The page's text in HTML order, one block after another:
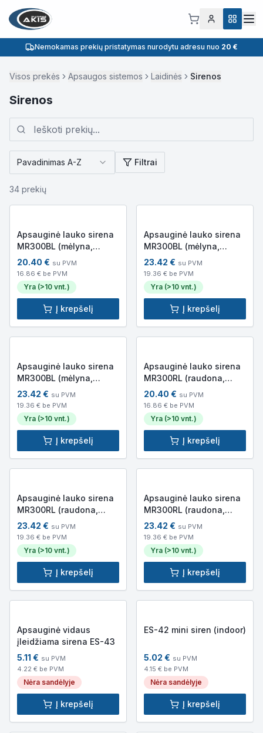
Nemokamas prekių pristatymas nurodytu adresu nuo 20 €
Visos prekės Apsaugos sistemos Laidinės Sirenos
Sirenos
Pavadinimas A-Z Filtrai
34 prekių
Apsauginė lauko sirena
MR300BL (mėlyna,
baltas korpusas, be
akumuliatoriaus)
20.40 € su PVM
16.86 € be PVM
Yra (>10 vnt.)
Į krepšelį
Apsauginė lauko sirena
MR300BL (mėlyna,
juodas korpusas, be
akumuliatoriaus)
23.42 € su PVM
19.36 € be PVM
Yra (>10 vnt.)
Į krepšelį
Apsauginė lauko sirena
MR300BL (mėlyna,
pilkas korpusas, be
akumuliatoriaus)
23.42 € su PVM
19.36 € be PVM
Yra (>10 vnt.)
Į krepšelį
Apsauginė lauko sirena
MR300RL (raudona,
baltas korpusas, be
akumuliatoriaus)
20.40 € su PVM
16.86 € be PVM
Yra (>10 vnt.)
Į krepšelį
Apsauginė lauko sirena
MR300RL (raudona,
juodas korpusas, be
akumuliatoriaus)
23.42 € su PVM
19.36 € be PVM
Yra (>10 vnt.)
Į krepšelį
Apsauginė lauko sirena
MR300RL (raudona,
pilkas korpusas, be
akumuliatoriaus)
23.42 € su PVM
19.36 € be PVM
Yra (>10 vnt.)
Į krepšelį
Apsauginė vidaus
įleidžiama sirena ES-43
5.11 € su PVM
4.22 € be PVM
Nėra sandėlyje
Į krepšelį
ES-42 mini siren (indoor)
5.02 € su PVM
4.15 € be PVM
Nėra sandėlyje
Į krepšelį